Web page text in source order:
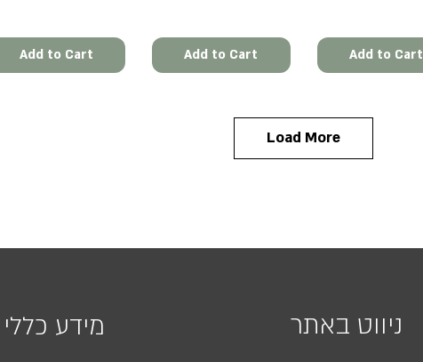
Add to Cart Add to Cart Add to Cart
Load More
מידע כללי ניווט באתר